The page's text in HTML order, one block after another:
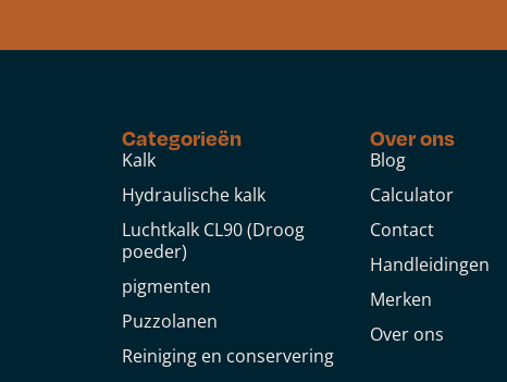
Categorieën
Kalk
Hydraulische kalk
Luchtkalk CL90 (Droog
poeder)
pigmenten
Puzzolanen
Reiniging en conservering
Over ons
Blog
Calculator
Contact
Handleidingen
Merken
Over ons